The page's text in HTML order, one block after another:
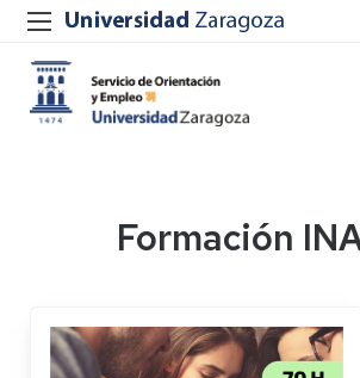
Formación